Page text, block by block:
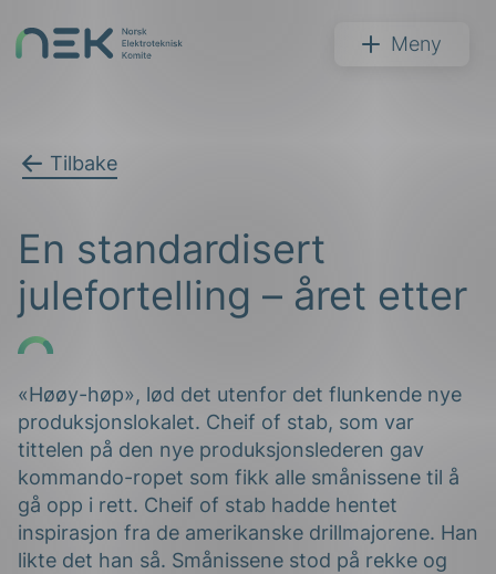
NEK Meny
Tilbake
En standardisert
julefortelling – året etter
«Høøy-høp», lød det utenfor det flunkende nye
produksjonslokalet. Cheif of stab, som var
tittelen på den nye produksjonslederen gav
kommando-ropet som fikk alle smånissene til å
gå opp i rett. Cheif of stab hadde hentet
inspirasjon fra de amerikanske drillmajorene. Han
likte det han så. Smånissene stod på rekke og